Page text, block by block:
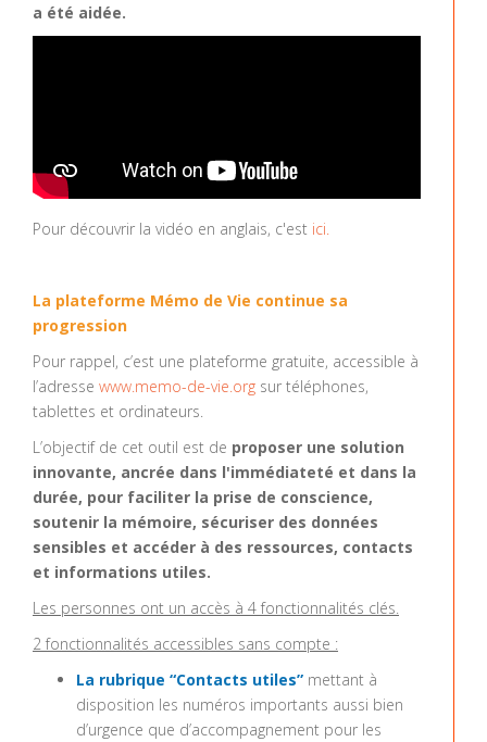
a été aidée.
Pour découvrir la vidéo en anglais, c'est ici.
La plateforme Mémo de Vie continue sa
progression
Pour rappel, c’est une plateforme gratuite, accessible à
l’adresse www.memo-de-vie.org sur téléphones,
tablettes et ordinateurs.
L’objectif de cet outil est de proposer une solution
innovante, ancrée dans l'immédiateté et dans la
durée, pour faciliter la prise de conscience,
soutenir la mémoire, sécuriser des données
sensibles et accéder à des ressources, contacts
et informations utiles.
Les personnes ont un accès à 4 fonctionnalités clés.
2 fonctionnalités accessibles sans compte :
La rubrique “Contacts utiles” mettant à
disposition les numéros importants aussi bien
d’urgence que d’accompagnement pour les